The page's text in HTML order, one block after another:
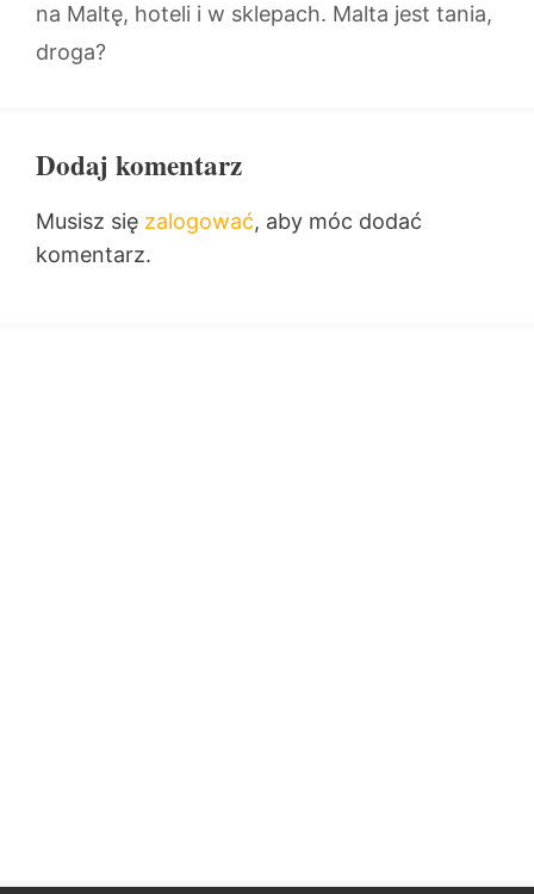
na Maltę, hoteli i w sklepach. Malta jest tania,
droga?
Dodaj komentarz
Musisz się zalogować, aby móc dodać
komentarz.